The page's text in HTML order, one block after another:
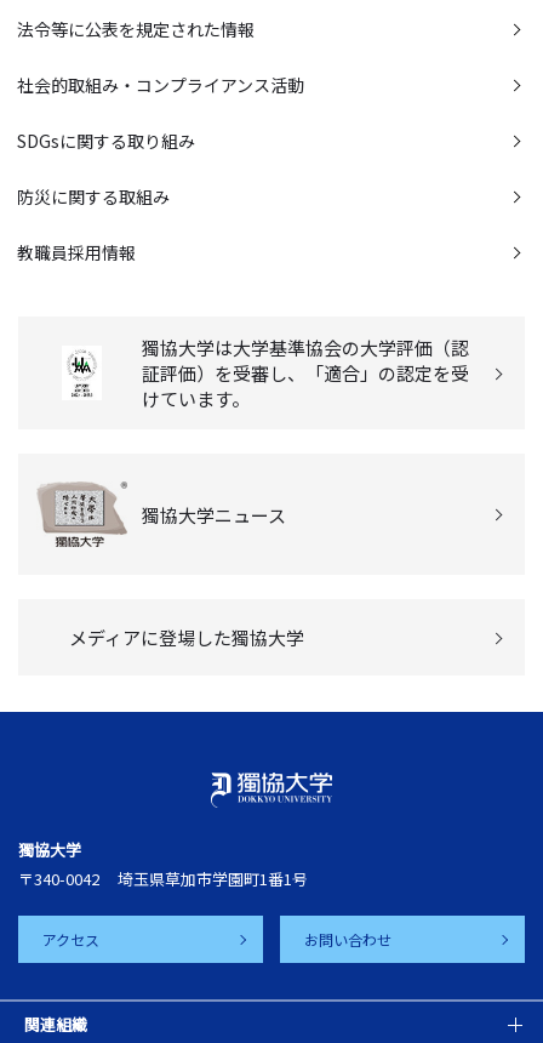
法令等に公表を規定された情報
社会的取組み・コンプライアンス活動
SDGsに関する取り組み
防災に関する取組み
教職員採用情報
獨協大学は大学基準協会の大学評価（認
証評価）を受審し、「適合」の認定を受
けています。
獨協大学ニュース
メディアに登場した獨協大学
獨協大学
〒340-0042
埼玉県草加市学園町1番1号
アクセス お問い合わせ
関連組織